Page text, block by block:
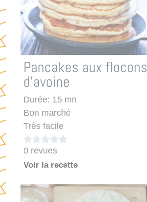
Pancakes aux flocons
d’avoine
Durée: 15 mn
Bon marché
Très facile

0 revues
Voir la recette